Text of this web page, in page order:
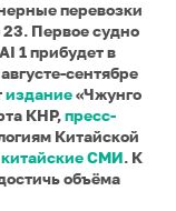
перевозки
23. Первое судно
1 прибудет в
сентябре
издание«Чжунго
КНР,пресс-
Китайской
китайские СМИ. К
объёма